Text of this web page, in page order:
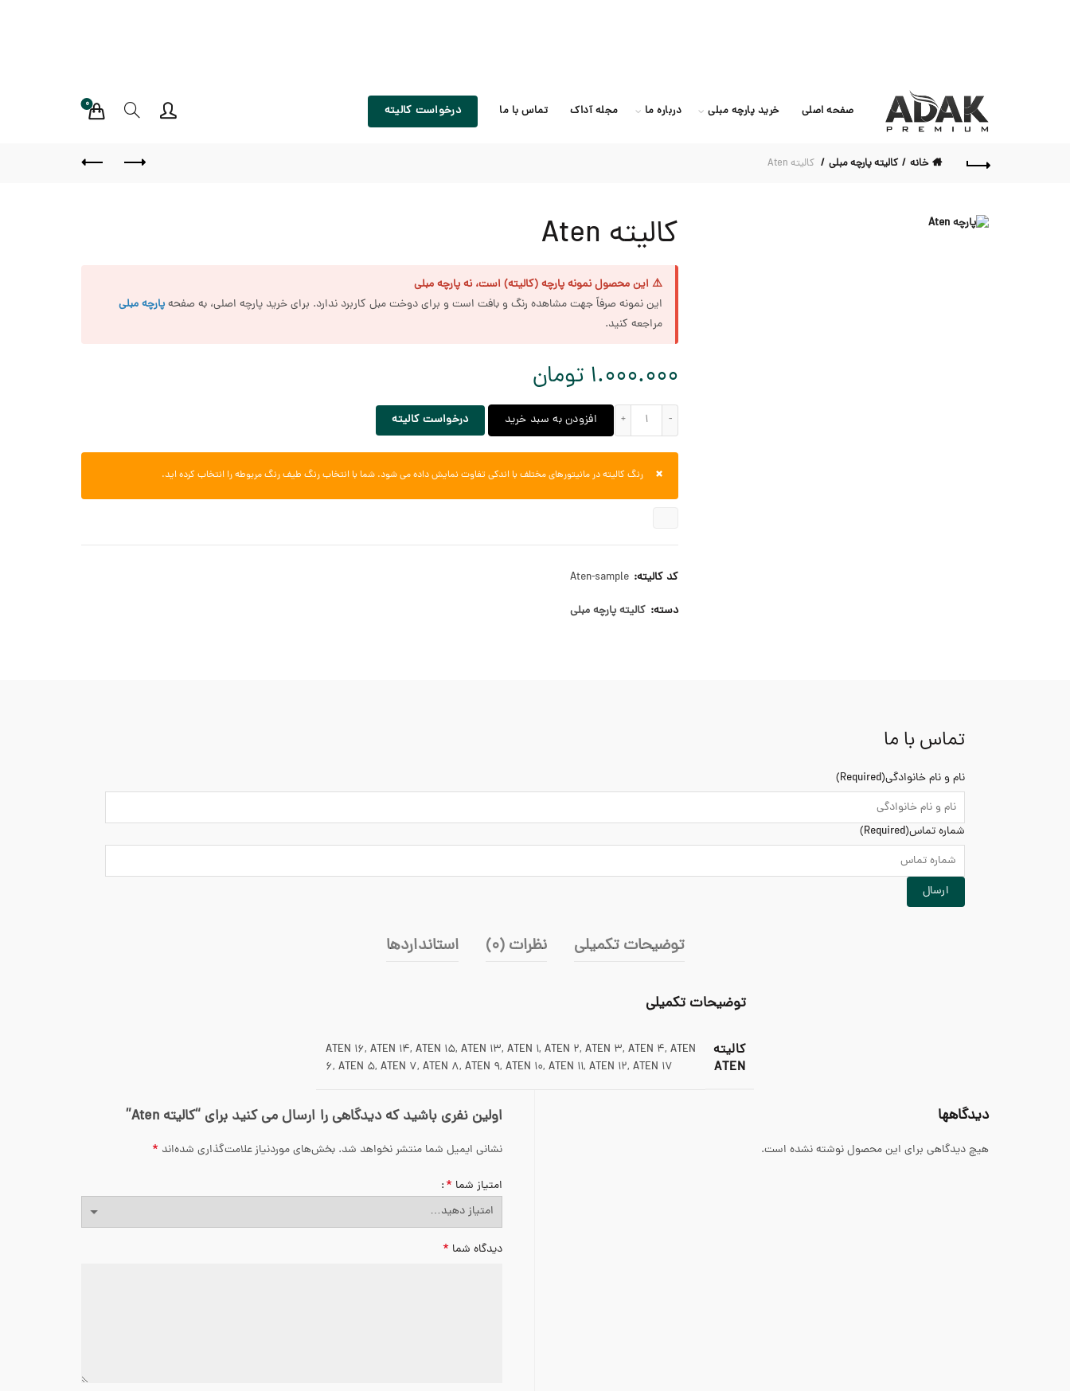
صفحه اصلی خرید پارچه مبلی درباره ما مجله آداک تماس با ما درخواست کالیته 0
خانه کالیته پارچه مبلی کالیته Aten
کالیته Aten
⚠️ این محصول نمونه پارچه (کالیته) است، نه پارچه مبلی
این نمونه صرفاً جهت مشاهده رنگ و بافت است و برای دوخت مبل کاربرد ندارد. برای خرید پارچه اصلی، به صفحهپارچه مبلی
مراجعه کنید.
1.000.000 تومان
کالیته Aten عدد افزودن به سبد خرید درخواست کالیته
رنگ کالیته در مانیتورهای مختلف با اندکی تفاوت نمایش داده می شود. شما با انتخاب رنگ طیف رنگ مربوطه را انتخاب کرده اید. ×
کد کالیته: Aten-sample
دسته: کالیته پارچه مبلی
تماس با ما
نام و نام خانوادگی(Required)
شماره تماس(Required)
توضیحات تکمیلی نظرات (0) استانداردها
توضیحات تکمیلی
کالیته
ATEN
ATEN 16, ATEN 14, ATEN 15, ATEN 13, ATEN 1, ATEN 2, ATEN 3, ATEN 4, ATEN
6, ATEN 5, ATEN 7, ATEN 8, ATEN 9, ATEN 10, ATEN 11, ATEN 12, ATEN 17
دیدگاهها
هیچ دیدگاهی برای این محصول نوشته نشده است.
اولین نفری باشید که دیدگاهی را ارسال می کنید برای “کالیته Aten”
نشانی ایمیل شما منتشر نخواهد شد. بخش‌های موردنیاز علامت‌گذاری شده‌اند *
امتیاز شما *
دیدگاه شما *